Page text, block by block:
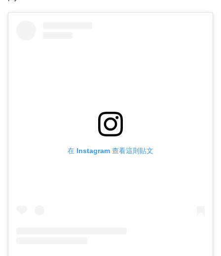
在 Instagram 查看這則貼文